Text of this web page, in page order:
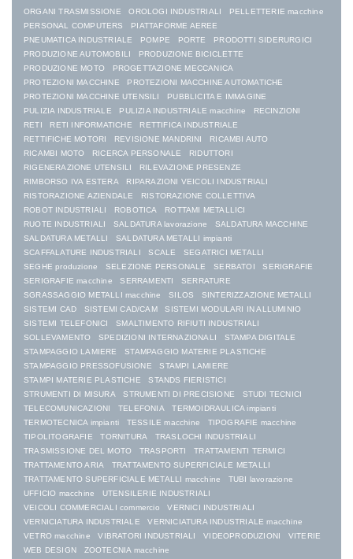
ORGANI TRASMISSIONE
OROLOGI INDUSTRIALI
PELLETTERIE macchine
PERSONAL COMPUTERS
PIATTAFORME AEREE
PNEUMATICA INDUSTRIALE
POMPE PORTE
PRODOTTI SIDERURGICI
PRODUZIONE AUTOMOBILI
PRODUZIONE BICICLETTE
PRODUZIONE MOTO
PROGETTAZIONE MECCANICA
PROTEZIONI MACCHINE
PROTEZIONI MACCHINE AUTOMATICHE
PROTEZIONI MACCHINE UTENSILI
PUBBLICITA E IMMAGINE
PULIZIA INDUSTRIALE
PULIZIA INDUSTRIALE macchine
RECINZIONI
RETI
RETI INFORMATICHE
RETTIFICA INDUSTRIALE
RETTIFICHE MOTORI
REVISIONE MANDRINI
RICAMBI AUTO
RICAMBI MOTO
RICERCA PERSONALE
RIDUTTORI
RIGENERAZIONE UTENSILI
RILEVAZIONE PRESENZE
RIMBORSO IVA ESTERA
RIPARAZIONI VEICOLI INDUSTRIALI
RISTORAZIONE AZIENDALE
RISTORAZIONE COLLETTIVA
ROBOT INDUSTRIALI
ROBOTICA
ROTTAMI METALLICI
RUOTE INDUSTRIALI
SALDATURA lavorazione
SALDATURA MACCHINE
SALDATURA METALLI
SALDATURA METALLI impianti
SCAFFALATURE INDUSTRIALI
SCALE
SEGATRICI METALLI
SEGHE produzione
SELEZIONE PERSONALE SERBATOI
SERIGRAFIE
SERIGRAFIE macchine
SERRAMENTI
SERRATURE
SGRASSAGGIO METALLI macchine
SILOS
SINTERIZZAZIONE METALLI
SISTEMI CAD
SISTEMI CAD/CAM
SISTEMI MODULARI IN ALLUMINIO
SISTEMI TELEFONICI
SMALTIMENTO RIFIUTI INDUSTRIALI
SOLLEVAMENTO
SPEDIZIONI INTERNAZIONALI
STAMPA DIGITALE
STAMPAGGIO LAMIERE
STAMPAGGIO MATERIE PLASTICHE
STAMPAGGIO PRESSOFUSIONE
STAMPI LAMIERE
STAMPI MATERIE PLASTICHE
STANDS FIERISTICI
STRUMENTI DI MISURA
STRUMENTI DI PRECISIONE
STUDI TECNICI
TELECOMUNICAZIONI
TELEFONIA
TERMOIDRAULICA impianti
TERMOTECNICA impianti
TESSILE macchine
TIPOGRAFIE macchine
TIPOLITOGRAFIE
TORNITURA
TRASLOCHI INDUSTRIALI
TRASMISSIONE DEL MOTO
TRASPORTI
TRATTAMENTI TERMICI
TRATTAMENTO ARIA
TRATTAMENTO SUPERFICIALE METALLI
TRATTAMENTO SUPERFICIALE METALLI macchine
TUBI lavorazione
UFFICIO macchine
UTENSILERIE INDUSTRIALI
VEICOLI COMMERCIALI commercio
VERNICI INDUSTRIALI
VERNICIATURA INDUSTRIALE
VERNICIATURA INDUSTRIALE macchine
VETRO macchine
VIBRATORI INDUSTRIALI VIDEOPRODUZIONI
VITERIE
WEB DESIGN
ZOOTECNIA macchine